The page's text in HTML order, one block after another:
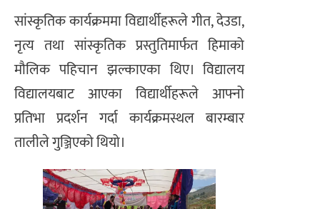
सांस्कृतिक कार्यक्रममा विद्यार्थीहरूले गीत, देउडा,
नृत्य तथा सांस्कृतिक प्रस्तुतिमार्फत हिमाको
मौलिक पहिचान झल्काएका थिए। विद्यालय
विद्यालयबाट आएका विद्यार्थीहरूले आफ्नो
प्रतिभा प्रदर्शन गर्दा कार्यक्रमस्थल बारम्बार
तालीले गुञ्जिएको थियो।